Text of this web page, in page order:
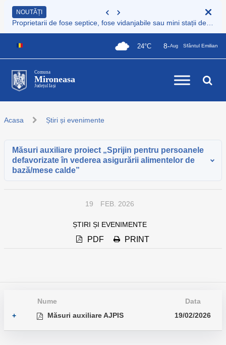
NOUTĂȚI
24°C 8-Aug Sfântul Emilian
Comuna
Mironeasa
Județul Iași
Acasa Știri și evenimente
Măsuri auxiliare proiect „Sprijin pentru persoanele
defavorizate în vederea asigurării alimentelor de
bază/mese calde”
19 FEB. 2026
ȘTIRI ȘI EVENIMENTE
PDF PRINT
Nume
Data
+
Măsuri auxiliare AJPIS 19/02/2026